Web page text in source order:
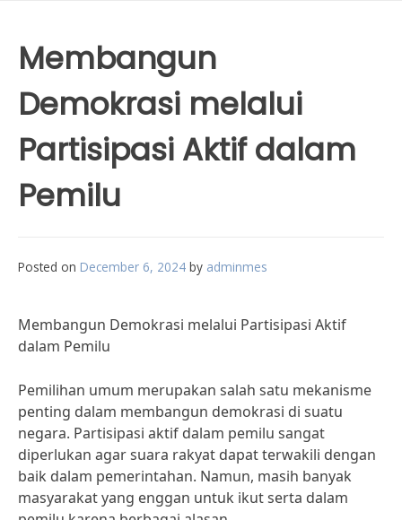
Membangun
Demokrasi melalui
Partisipasi Aktif dalam
Pemilu
Posted on December 6, 2024 by adminmes
Membangun Demokrasi melalui Partisipasi Aktif
dalam Pemilu
Pemilihan umum merupakan salah satu mekanisme
penting dalam membangun demokrasi di suatu
negara. Partisipasi aktif dalam pemilu sangat
diperlukan agar suara rakyat dapat terwakili dengan
baik dalam pemerintahan. Namun, masih banyak
masyarakat yang enggan untuk ikut serta dalam